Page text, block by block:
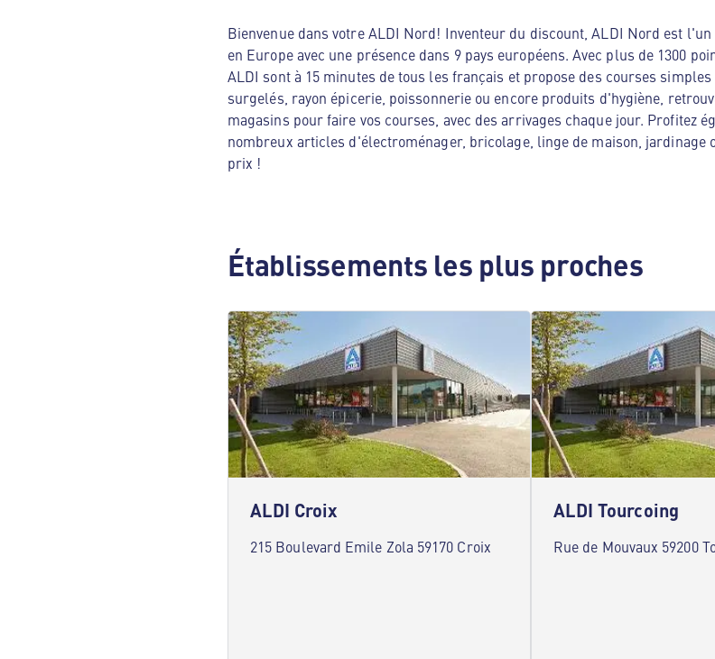
Bienvenue dans votre ALDI Nord! Inventeur du discount, ALDI Nord est
en Europe avec une présence dans 9 pays européens. Avec plus de 1300
ALDI sont à 15 minutes de tous les français et propose des courses
surgelés, rayon épicerie, poissonnerie ou encore produits d'hygiène,
magasins pour faire vos courses, avec des arrivages chaque jour. Profitez
nombreux articles d'électroménager, bricolage, linge de maison, jardinage
prix !
Établissements les plus proches
ALDI Croix
215 Boulevard Emile Zola 59170 Croix
ALDI Tourcoing
Rue de Mouvaux 59200